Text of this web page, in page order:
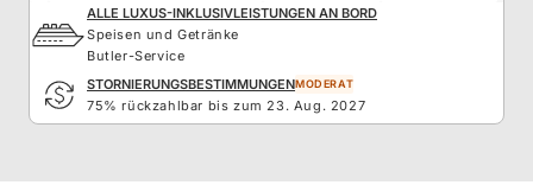
ALLE LUXUS-INKLUSIVLEISTUNGEN AN BORD
Speisen und Getränke
Butler-Service
STORNIERUNGSBESTIMMUNGENMODERAT
75% rückzahlbar bis zum 23. Aug. 2027